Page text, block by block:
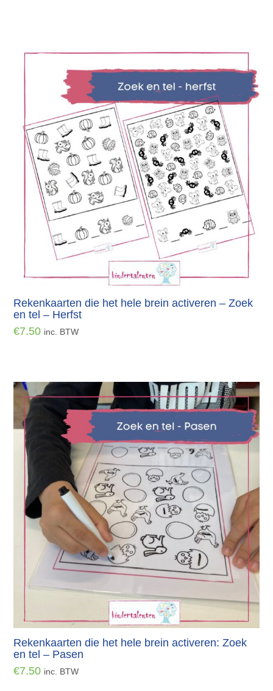
Rekenkaarten die het hele brein activeren – Zoek
en tel – Herfst
€7.50 inc. BTW
Rekenkaarten die het hele brein activeren: Zoek
en tel – Pasen
€7.50 inc. BTW